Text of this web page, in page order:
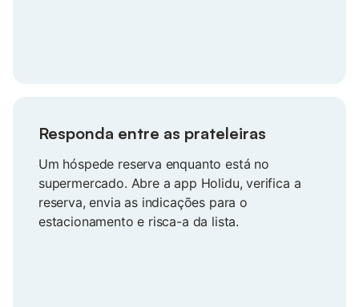
Responda entre as prateleiras
Um hóspede reserva enquanto está no
supermercado. Abre a app Holidu, verifica a
reserva, envia as indicações para o
estacionamento e risca-a da lista.